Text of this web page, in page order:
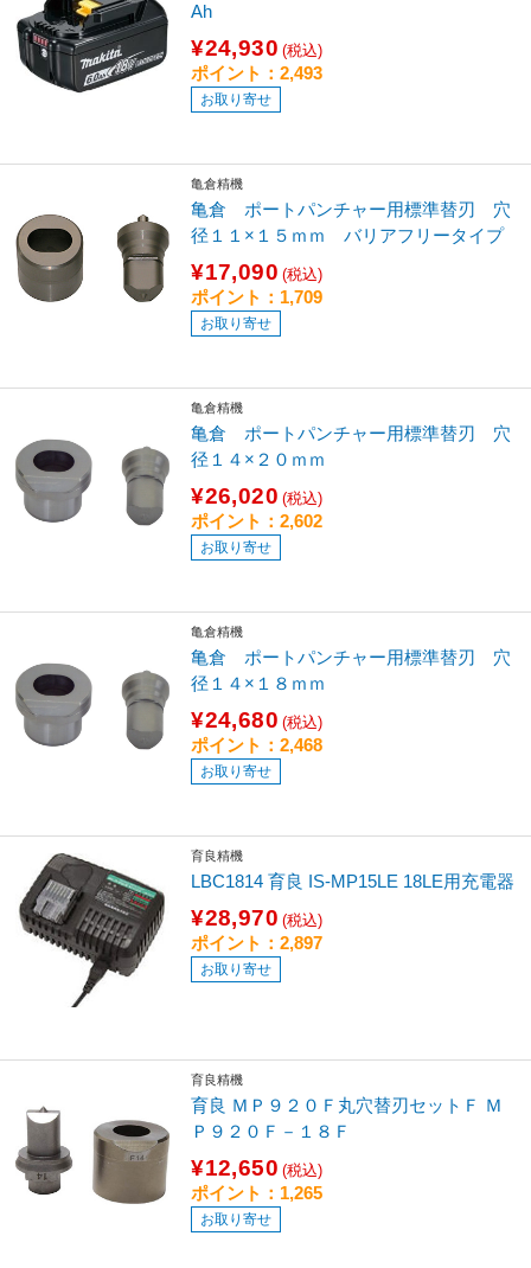
Ah
¥24,930 (税込)
ポイント：2,493
お取り寄せ
亀倉精機
亀倉 ポートパンチャー用標準替刃 穴
径１１×１５ｍｍ バリアフリータイプ
¥17,090 (税込)
ポイント：1,709
お取り寄せ
亀倉精機
亀倉 ポートパンチャー用標準替刃 穴
径１４×２０ｍｍ
¥26,020 (税込)
ポイント：2,602
お取り寄せ
亀倉精機
亀倉 ポートパンチャー用標準替刃 穴
径１４×１８ｍｍ
¥24,680 (税込)
ポイント：2,468
お取り寄せ
育良精機
LBC1814 育良 IS-MP15LE 18LE用充電器
¥28,970 (税込)
ポイント：2,897
お取り寄せ
育良精機
育良 ＭＰ９２０Ｆ丸穴替刃セットＦ Ｍ
Ｐ９２０Ｆ－１８Ｆ
¥12,650 (税込)
ポイント：1,265
お取り寄せ